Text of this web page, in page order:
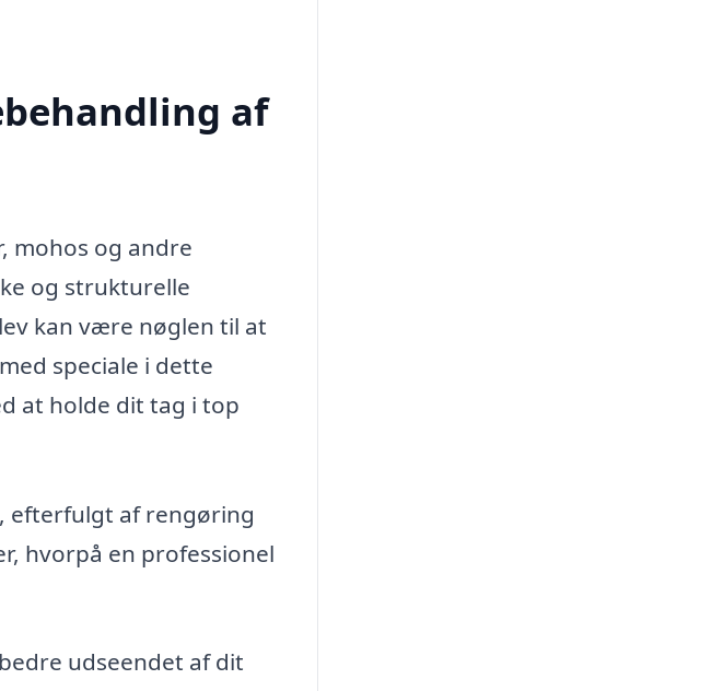
af
mohos og andre
og strukturelle
kan være nøglen til at
speciale i dette
at holde dit tag i top
efterfulgt af rengøring
hvorpå en professionel
udseendet af dit